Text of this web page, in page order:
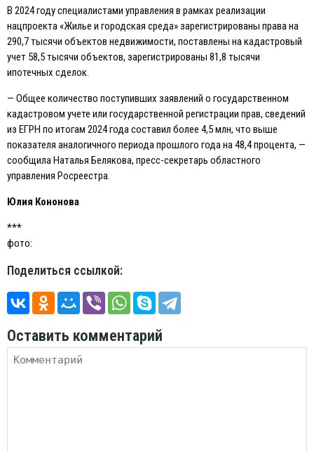
В 2024 году специалистами управления в рамках реализации
нацпроекта «Жилье и городская среда» зарегистрированы права на
290,7 тысячи объектов недвижимости, поставлены на кадастровый
учет 58,5 тысячи объектов, зарегистрированы 81,8 тысячи
ипотечных сделок.
— Общее количество поступивших заявлений о государственном
кадастровом учете или государственной регистрации прав, сведений
из EГРН по итогам 2024 года составил более 4,5 млн, что выше
показателя аналогичного периода прошлого года на 48,4 процента, —
сообщила Наталья Белякова, пресс-секретарь областного
управления Росреестра.
Юлия Кононова
***
фото:
Поделиться ссылкой:
Оставить комментарий